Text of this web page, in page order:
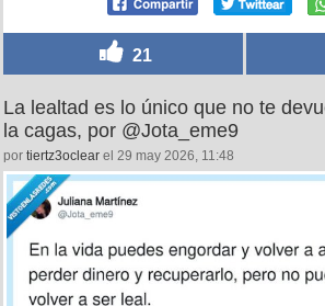
21
La lealtad es lo único que no te
la cagas, por @Jota_eme9
por tiertz3oclear el 29 may 2026, 11:48